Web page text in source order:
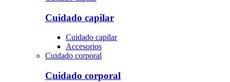
Cuidado capilar
Cuidado capilar
Accesorios
Cuidado corporal
Cuidado corporal